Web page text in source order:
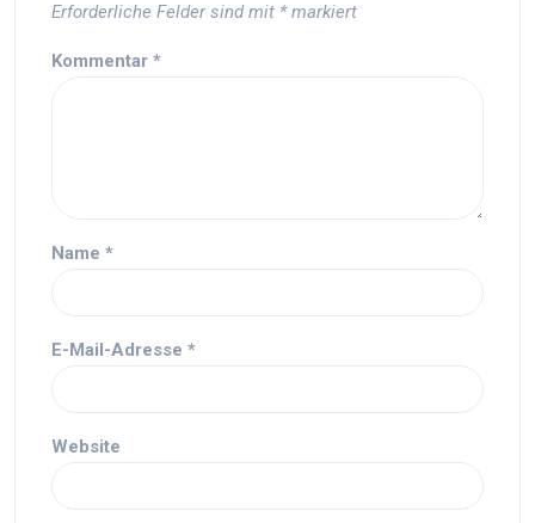
Erforderliche Felder sind mit *markiert
Kommentar *
Name *
E-Mail-Adresse *
Website